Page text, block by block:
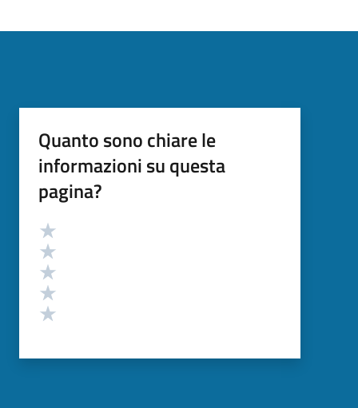
Quanto sono chiare le
informazioni su questa
pagina?
Valutazione